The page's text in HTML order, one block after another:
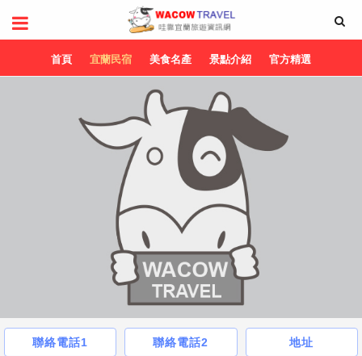
首頁 宜蘭民宿 美食名產 景點介紹 官方精選
聯絡電話1 聯絡電話2 地址